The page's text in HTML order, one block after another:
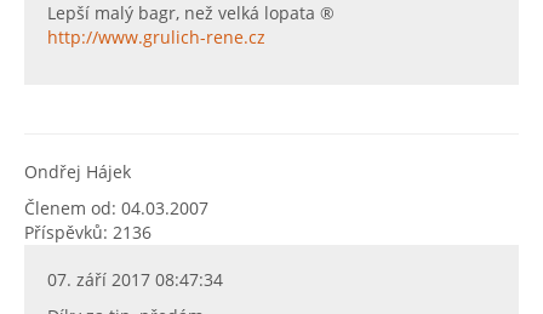
Lepší malý bagr, než velká lopata ®
http://www.grulich-rene.cz
Ondřej Hájek
Členem od: 04.03.2007
Příspěvků: 2136
07. září 2017 08:47:34